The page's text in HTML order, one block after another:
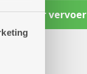
vervoer